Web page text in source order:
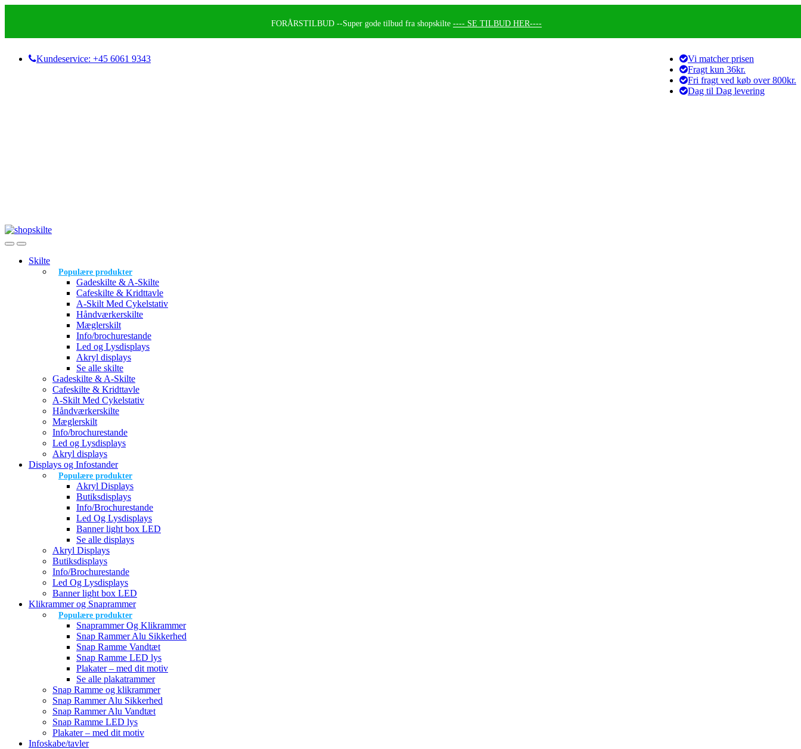
FORÅRSTILBUD --Super gode tilbud fra shopskilte ---- SE TILBUD HER----
Kundeservice: +45 6061 9343
Vi matcher prisen
Fragt kun 36kr.
Fri fragt ved køb over 800kr.
Dag til Dag levering
Skilte
Populære produkter
Gadeskilte & A-Skilte
Cafeskilte & Kridttavle
A-Skilt Med Cykelstativ
Håndværkerskilte
Mæglerskilt
Info/brochurestande
Led og Lysdisplays
Akryl displays
Se alle skilte
Gadeskilte & A-Skilte
Cafeskilte & Kridttavle
A-Skilt Med Cykelstativ
Håndværkerskilte
Mæglerskilt
Info/brochurestande
Led og Lysdisplays
Akryl displays
Displays og Infostander
Populære produkter
Akryl Displays
Butiksdisplays
Info/Brochurestande
Led Og Lysdisplays
Banner light box LED
Se alle displays
Akryl Displays
Butiksdisplays
Info/Brochurestande
Led Og Lysdisplays
Banner light box LED
Klikrammer og Snaprammer
Populære produkter
Snaprammer Og Klikrammer
Snap Rammer Alu Sikkerhed
Snap Ramme Vandtæt
Snap Ramme LED lys
Plakater – med dit motiv
Se alle plakatrammer
Snap Ramme og klikrammer
Snap Rammer Alu Sikkerhed
Snap Rammer Alu Vandtæt
Snap Ramme LED lys
Plakater – med dit motiv
Infoskabe/tavler